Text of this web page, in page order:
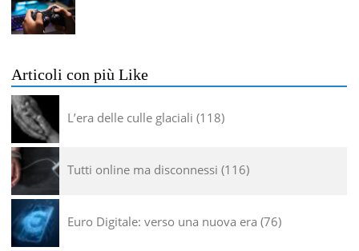
Articoli con più Like
L’era delle culle glaciali 118
Tutti online ma disconnessi 116
Euro Digitale: verso una nuova era 76